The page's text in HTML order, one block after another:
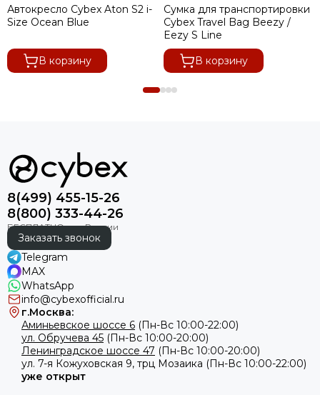
Автокресло Cybex Aton S2 i-
Size Ocean Blue
В корзину
Сумка для транспортировки
Cybex Travel Bag Beezy /
Eezy S Line
В корзину
8(499) 455-15-26
8(800) 333-44-26
Заказать звонок
Telegram
MAX
WhatsApp
info@cybexofficial.ru
г.Москва:
Аминьевское шоссе 6 (Пн-Вс 10:00-22:00)
ул. Обручева 45 (Пн-Вс 10:00-20:00)
Ленинградское шоссе 47 (Пн-Вс 10:00-20:00)
ул. 7-я Кожуховская 9, трц Мозаика (Пн-Вс 10:00-22:00)
уже открыт